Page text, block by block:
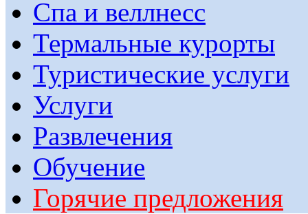
Спа и веллнесс
Термальные курорты
Туристические услуги
Услуги
Развлечения
Обучение
Горячие предложения